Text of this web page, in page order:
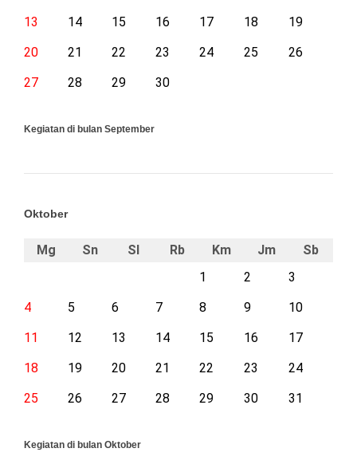
13
14 15 16 17 18
19
20
21 22 23 24 25
26
27
28 29 30
Kegiatan di bulan September
Oktober
Mg Sn Sl Rb Km Jm
Sb
1
2
3
4
5 6 7 8 9
10
11
12 13 14 15 16
17
18
19 20 21 22 23
24
25
26 27 28 29 30 31
Kegiatan di bulan Oktober